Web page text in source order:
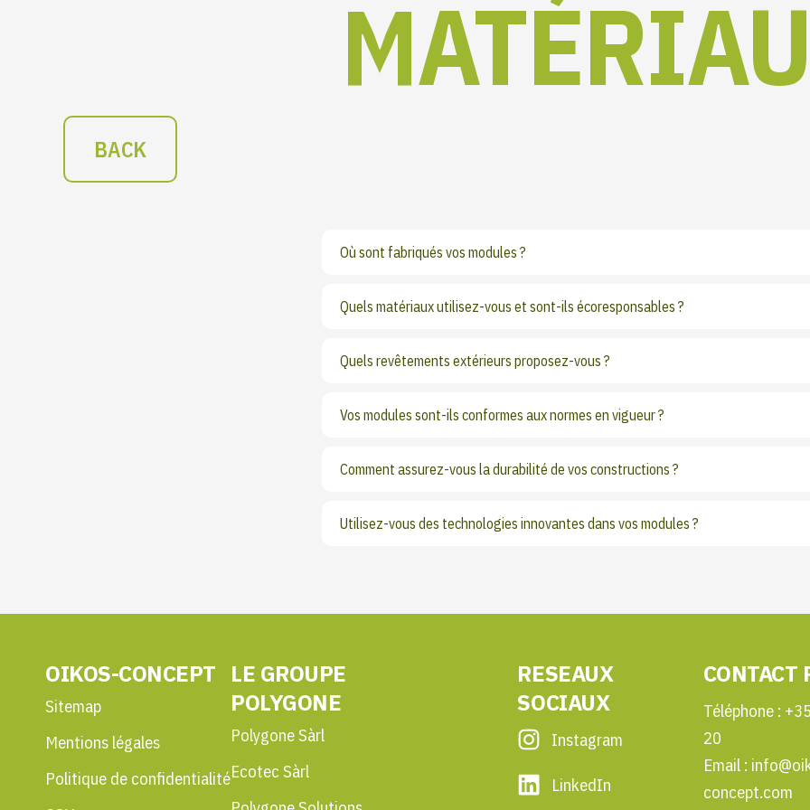
BACK
Où sont fabriqués vos modules ?
Quels matériaux utilisez-vous et sont-ils écoresponsables ?
Quels revêtements extérieurs proposez-vous ?
Vos modules sont-ils conformes aux normes en vigueur ?
Comment assurez-vous la durabilité de vos constructions ?
Utilisez-vous des technologies innovantes dans vos modules ?
OIKOS-CONCEPT
Sitemap
Mentions légales
Politique de confidentialité
LE GROUPE
POLYGONE
Polygone Sàrl
Ecotec Sàrl
RESEAUX
SOCIAUX
Instagram
LinkedIn
CONTACT
Téléphone :
20
Email :
concept.com